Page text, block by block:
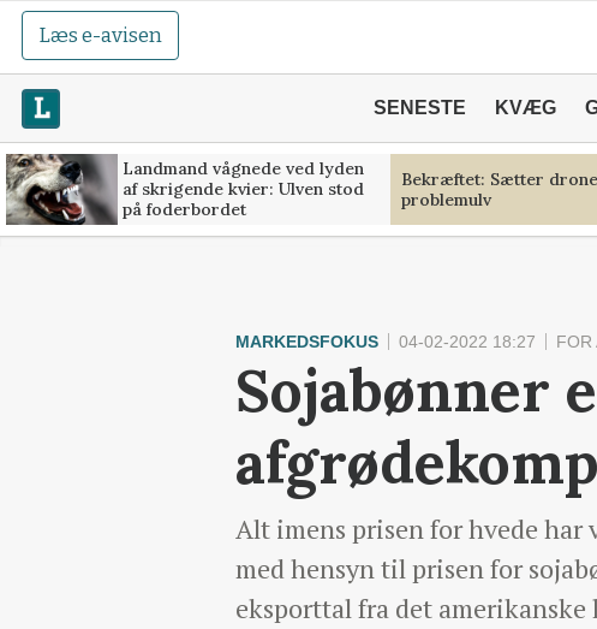
Læs e-avisen
SENESTE KVÆG
Landmand vågnede ved lyden
af skrigende kvier: Ulven stod
på foderbordet
Bekræftet: Sætter
problemulv
MARKEDSFOKUS 04-02-2022 18:27 FOR
Sojabønner
Alt imens prisen for hvede har
med hensyn til prisen for
eksporttal fra det